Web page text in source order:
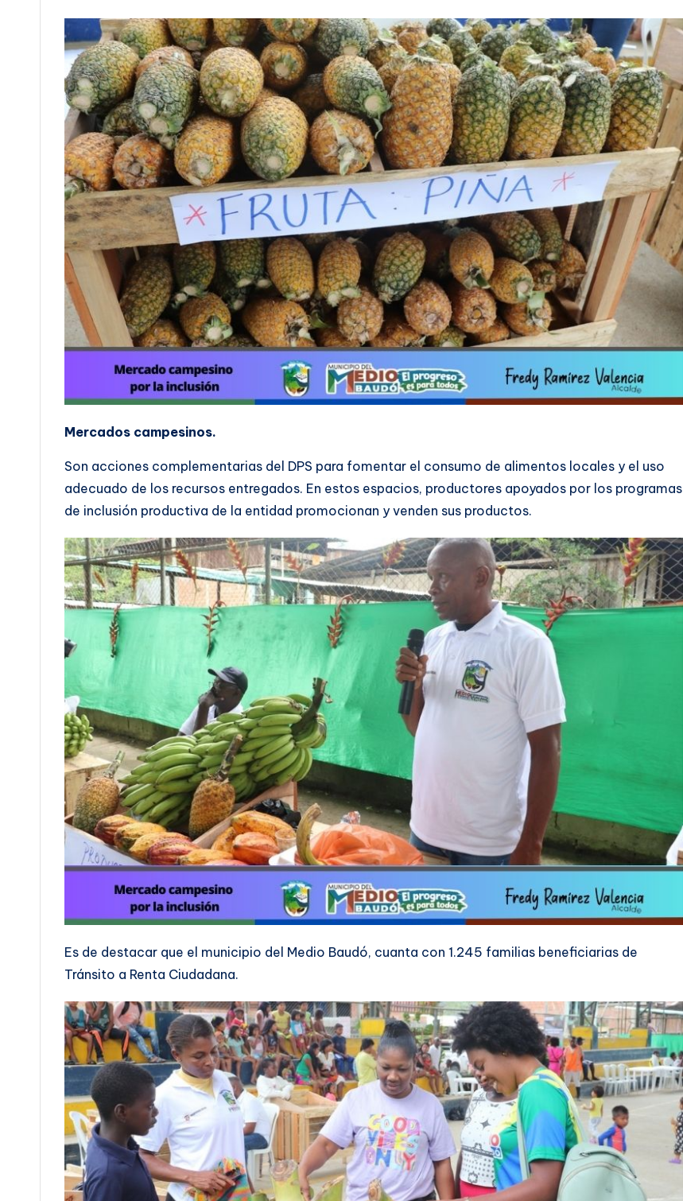
Mercados campesinos.
Son acciones complementarias del DPS para fomentar el consumo de alimentos locales y el uso
adecuado de los recursos entregados. En estos espacios, productores apoyados por los programas
de inclusión productiva de la entidad promocionan y venden sus productos.
Es de destacar que el municipio del Medio Baudó, cuanta con 1.245 familias beneficiarias de
Tránsito a Renta Ciudadana.